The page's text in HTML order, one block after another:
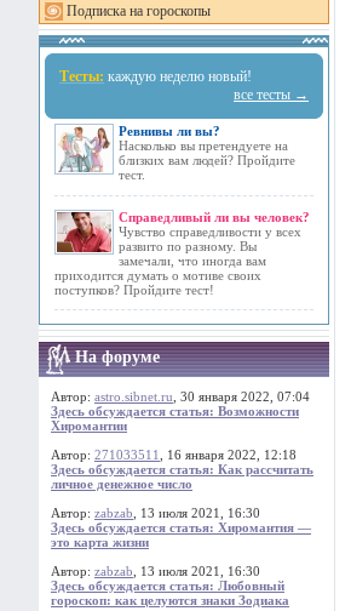
Подписка на гороскопы
Тесты: каждую неделю новый!
все тесты →
Ревнивы ли вы?
Насколько вы претендуете на
близких вам людей? Пройдите
тест.
Справедливый ли вы человек?
Чувство справедливости у всех
развито по разному. Вы
замечали, что иногда вам
приходится думать о мотиве своих
поступков? Пройдите тест!
На форуме
Автор: astro.sibnet.ru , 30 января 2022, 07:04
Здесь обсуждается статья: Возможности
Хиромантии
Автор: 271033511
, 16 января 2022, 12:18
Здесь обсуждается статья: Как рассчитать
личное денежное число
Автор: zabzab , 13 июля 2021, 16:30
Здесь обсуждается статья: Хиромантия —
это карта жизни
Автор: zabzab , 13 июля 2021, 16:30
Здесь обсуждается статья: Любовный
гороскоп: как целуются знаки Зодиака